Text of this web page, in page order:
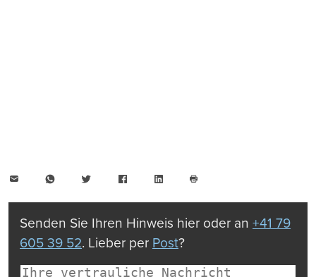
WhatsAppTwitter FacebookLinkedIn
drucken
Senden Sie Ihren Hinweis hier oder an +41 79
605 39 52. Lieber per Post?